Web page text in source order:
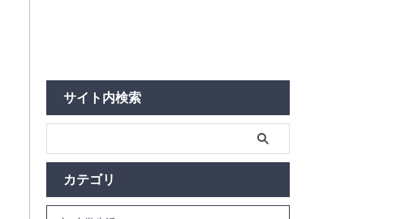
サイト内検索
カテゴリ